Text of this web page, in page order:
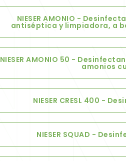
NIESER AMONIO -
antiséptica y limpiadora, a
NIESER AMONIO 50 -
amonios
NIESER CRESL 400 -
NIESER SQUAD -